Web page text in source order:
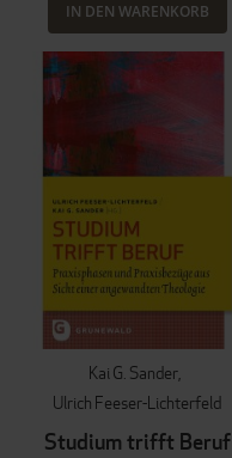
IN DEN WARENKORB
Kai G. Sander
Ulrich Feeser-Lichterfeld
Studium trifft Beruf